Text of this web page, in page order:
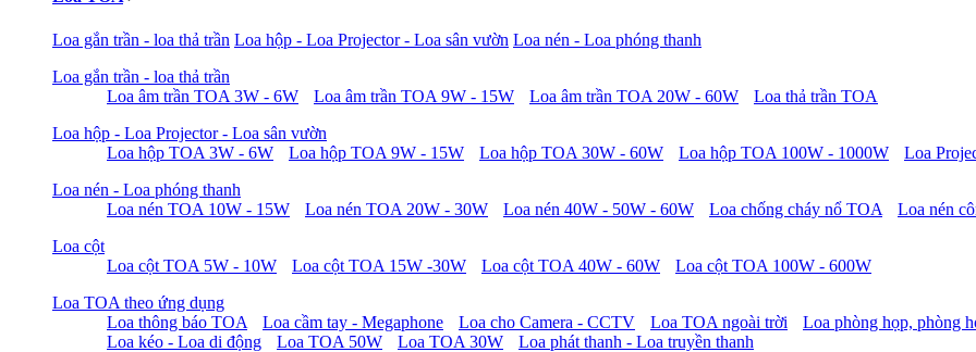
Loa gắn trần - loa thả trần Loa hộp - Loa Projector - Loa sân vườn Loa nén - Loa phóng thanh
Loa gắn trần - loa thả trần
Loa âm trần TOA 3W - 6W
Loa âm trần TOA 9W - 15W Loa âm trần TOA 20W - 60W
Loa thả trần TOA
Loa hộp - Loa Projector - Loa sân vườn
Loa hộp TOA 3W - 6W
Loa hộp TOA 9W - 15W Loa hộp TOA 30W - 60W Loa hộp TOA 100W - 1000W Loa
Loa nén - Loa phóng thanh
Loa nén TOA 10W - 15W
Loa nén TOA 20W - 30W Loa nén 40W - 50W - 60W Loa chống cháy nổ TOA
Loa nén
Loa cột
Loa cột TOA 5W - 10W
Loa cột TOA 15W -30W Loa cột TOA 40W - 60W
Loa cột TOA 100W - 600W
Loa TOA theo ứng dụng
Loa thông báo TOA
Loa cầm tay - Megaphone Loa cho Camera - CCTV Loa TOA ngoài trời Loa phòng họp, phòng
Loa kéo - Loa di động
Loa TOA 50W Loa TOA 30W Loa phát thanh - Loa truyền thanh